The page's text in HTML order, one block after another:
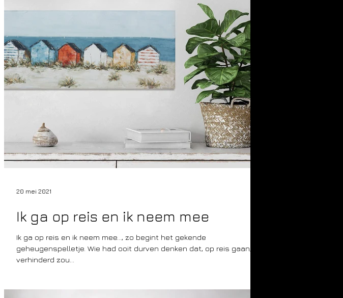
Ik ga op reis en ik neem mee
Ik ga op reis en ik neem mee…, zo begint het gekende
geheugenspelletje. Wie had ooit durven denken dat, op reis gaan,
verhinderd zou...
20 mei 2021